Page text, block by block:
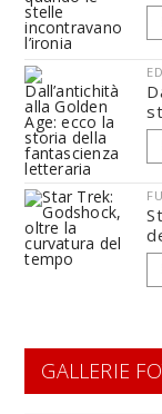
GALLERIE